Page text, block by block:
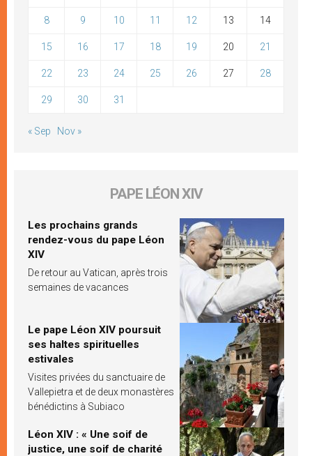
8 9 10 11 12 13 14
15 16 17 18 19 20 21
22 23 24 25 26 27 28
29 30 31
« Sep Nov »
PAPE LÉON XIV
Les prochains grands
rendez-vous du pape Léon
XIV
De retour au Vatican, après trois
semaines de vacances
Le pape Léon XIV poursuit
ses haltes spirituelles
estivales
Visites privées du sanctuaire de
Vallepietra et de deux monastères
bénédictins à Subiaco
Léon XIV : « Une soif de
justice, une soif de charité